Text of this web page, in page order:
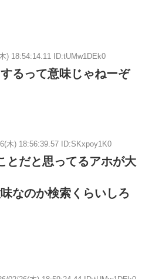
) 18:54:14.11 ID:tUMw1DEk0
るって意味じゃねーぞ
木) 18:56:39.57 ID:SKxpoy1K0
とだと思ってるアホが大
なのか検索くらいしろ